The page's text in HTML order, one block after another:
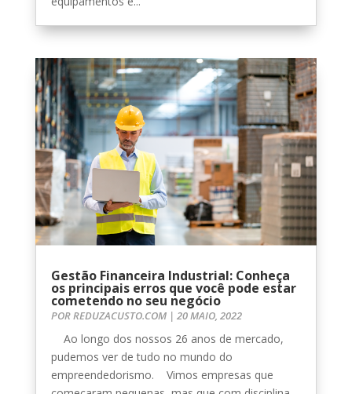
Gestão Financeira Industrial: Conheça
os principais erros que você pode estar
cometendo no seu negócio
PORREDUZACUSTO.COM| 20 MAIO, 2022
Ao longo dos nossos 26 anos de mercado,
pudemos ver de tudo no mundo do
empreendedorismo. Vimos empresas que